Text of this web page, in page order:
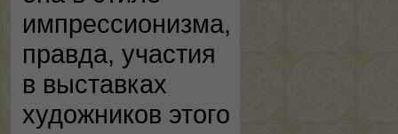
импрессионизма,
правда, участия
в выставках
художников этого